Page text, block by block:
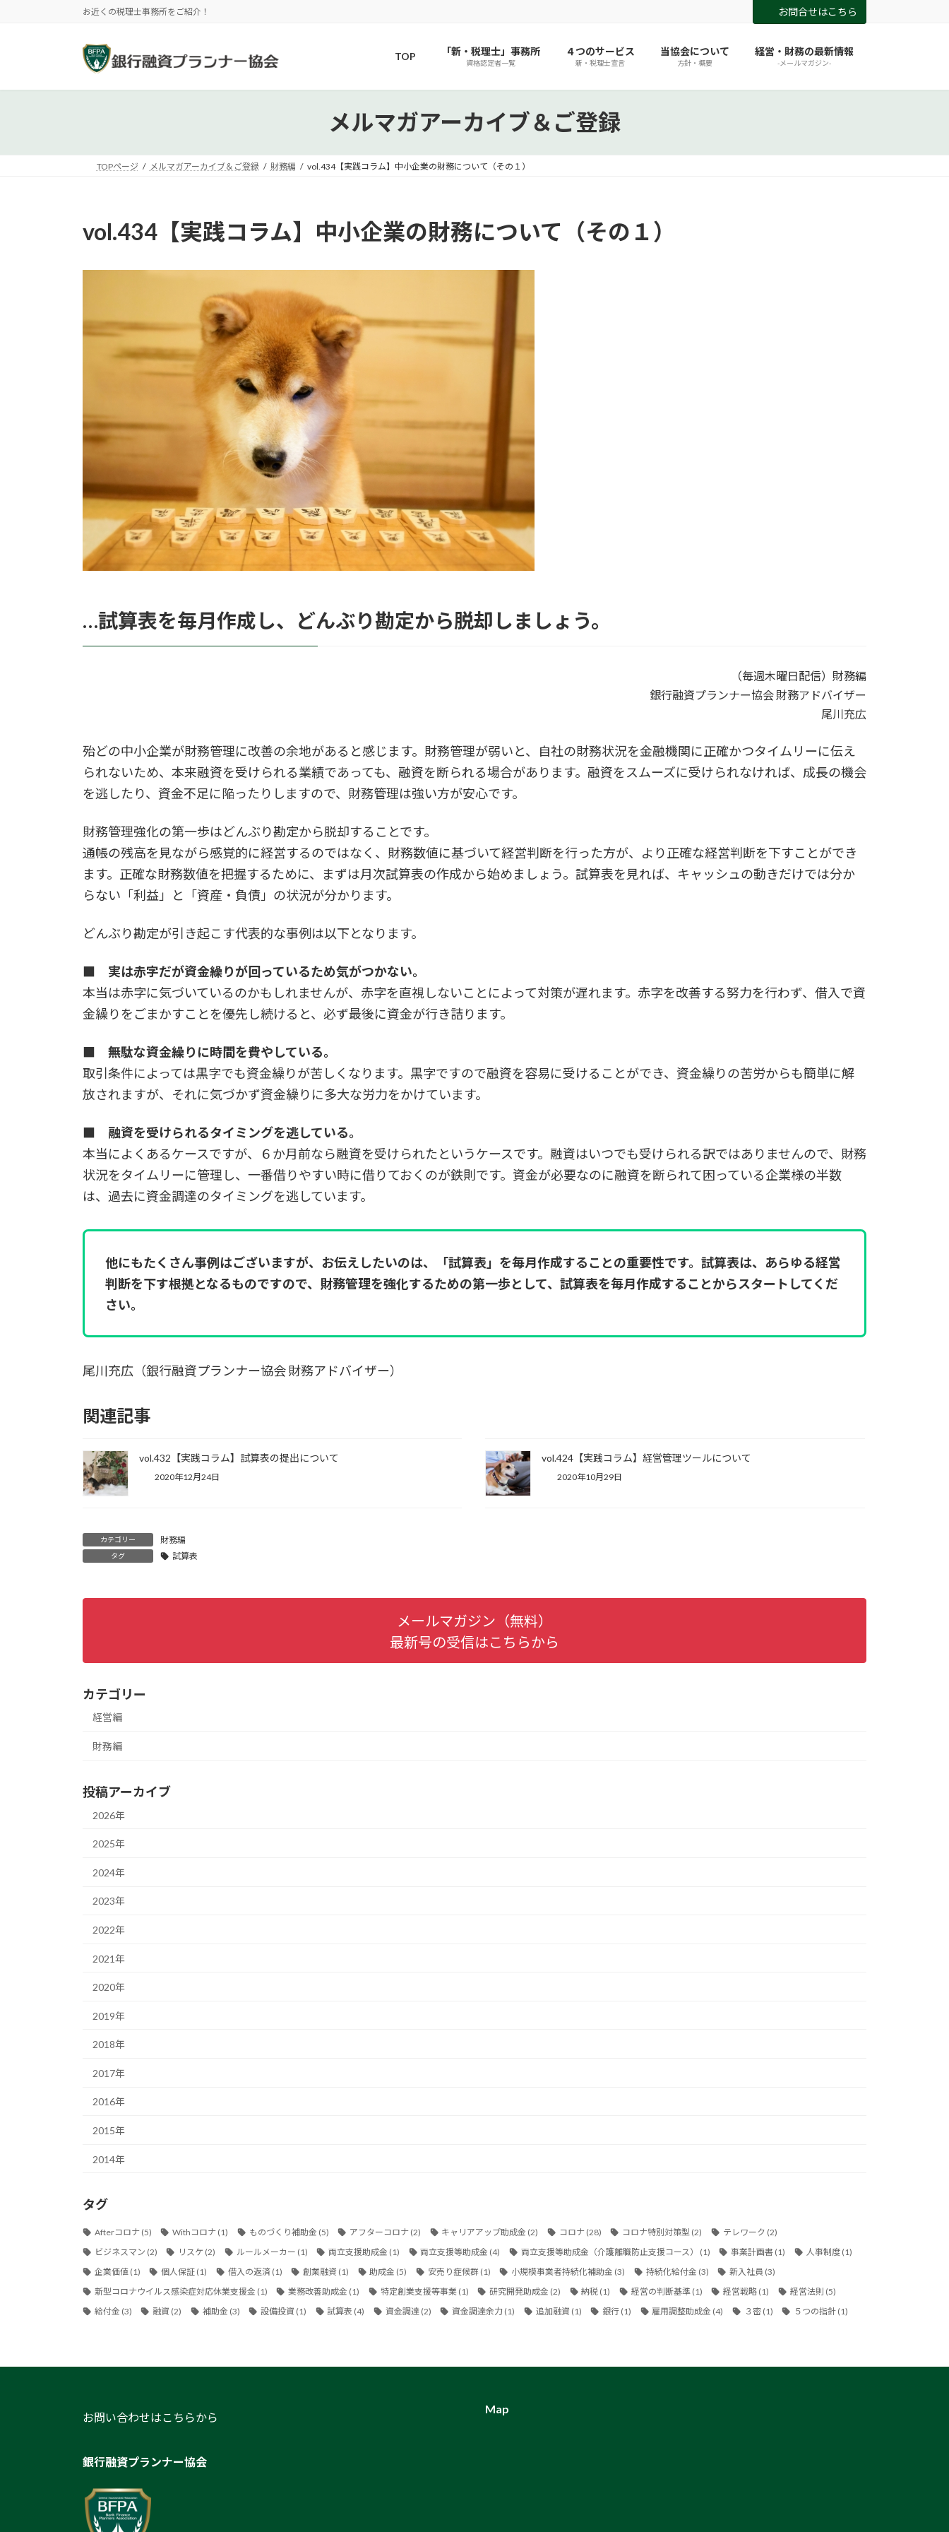
へ
ョ
お近くの税理士事務所をご紹介！ お問合せはこちら
TOP 「新・税理士」事務所
資格認定者一覧
４つのサービス
新・税理士宣言
当協会について
方針・概要
経営・財務の最新情報
-メールマガジン-
メルマガアーカイブ＆ご登録
TOPページ メルマガアーカイブ＆ご登録 財務編 vol.434【実践コラム】中小企業の財務について（その１）
vol.434【実践コラム】中小企業の財務について（その１）
…試算表を毎月作成し、どんぶり勘定から脱却しましょう。
（毎週木曜日配信）財務編
銀行融資プランナー協会 財務アドバイザー
尾川充広
殆どの中小企業が財務管理に改善の余地があると感じます。財務管理が弱いと、自社の財務状況を金融機関に正確かつタイムリーに伝え
られないため、本来融資を受けられる業績であっても、融資を断られる場合があります。融資をスムーズに受けられなければ、成長の機会
を逃したり、資金不足に陥ったりしますので、財務管理は強い方が安心です。
財務管理強化の第一歩はどんぶり勘定から脱却することです。
通帳の残高を見ながら感覚的に経営するのではなく、財務数値に基づいて経営判断を行った方が、より正確な経営判断を下すことができ
ます。正確な財務数値を把握するために、まずは月次試算表の作成から始めましょう。試算表を見れば、キャッシュの動きだけでは分か
らない「利益」と「資産・負債」の状況が分かります。
どんぶり勘定が引き起こす代表的な事例は以下となります。
■ 実は赤字だが資金繰りが回っているため気がつかない。
本当は赤字に気づいているのかもしれませんが、赤字を直視しないことによって対策が遅れます。赤字を改善する努力を行わず、借入で資
金繰りをごまかすことを優先し続けると、必ず最後に資金が行き詰ります。
■ 無駄な資金繰りに時間を費やしている。
取引条件によっては黒字でも資金繰りが苦しくなります。黒字ですので融資を容易に受けることができ、資金繰りの苦労からも簡単に解
放されますが、それに気づかず資金繰りに多大な労力をかけています。
■ 融資を受けられるタイミングを逃している。
本当によくあるケースですが、６か月前なら融資を受けられたというケースです。融資はいつでも受けられる訳ではありませんので、財務
状況をタイムリーに管理し、一番借りやすい時に借りておくのが鉄則です。資金が必要なのに融資を断られて困っている企業様の半数
は、過去に資金調達のタイミングを逃しています。
他にもたくさん事例はございますが、お伝えしたいのは、「試算表」を毎月作成することの重要性です。試算表は、あらゆる経営
判断を下す根拠となるものですので、財務管理を強化するための第一歩として、試算表を毎月作成することからスタートしてくだ
さい。
尾川充広（銀行融資プランナー協会 財務アドバイザー）
関連記事
vol.432【実践コラム】試算表の提出について
2020年12月24日
vol.424【実践コラム】経営管理ツールについて
2020年10月29日
カテゴリー 財務編
タグ 試算表
メールマガジン（無料）
最新号の受信はこちらから
カテゴリー
経営編
財務編
投稿アーカイブ
2026年
2025年
2024年
2023年
2022年
2021年
2020年
2019年
2018年
2017年
2016年
2015年
2014年
タグ
Afterコロナ(5) Withコロナ (1) ものづくり補助金 (5) アフターコロナ(2) キャリアアップ助成金 (2) コロナ(28) コロナ特別対策型 (2) テレワーク (2)
ビジネスマン (2) リスケ (2) ルールメーカー (1) 両立支援助成金 (1) 両立支援等助成金 (4) 両立支援等助成金（介護離職防止支援コース） (1) 事業計画書 (1) 人事制度(1)
企業価値(1) 個人保証 (1) 借入の返済(1) 創業融資 (1) 助成金 (5) 安売り症候群(1) 小規模事業者持続化補助金 (3) 持続化給付金 (3) 新入社員 (3)
新型コロナウイルス感染症対応休業支援金 (1) 業務改善助成金 (1) 特定創業支援等事業(1) 研究開発助成金 (2) 納税 (1) 経営の判断基準(1) 経営戦略 (1) 経営法則 (5)
給付金 (3) 融資 (2) 補助金 (3) 設備投資 (1) 試算表 (4) 資金調達(2) 資金調達余力 (1) 追加融資 (1) 銀行(1) 雇用調整助成金 (4) ３密(1) ５つの指針 (1)
お問い合わせはこちらから
銀行融資プランナー協会
Map